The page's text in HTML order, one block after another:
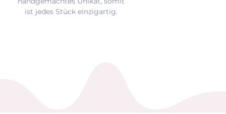
ist jedes Stück einzigartig.